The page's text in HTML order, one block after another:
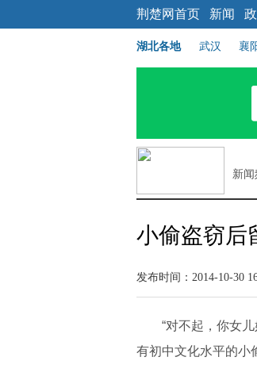
荆楚网首页 新闻
湖北各地 武汉 襄
新闻
小偷盗窃后
发布时间：2014-10-30
“对不起，你女儿
有初中文化水平的小